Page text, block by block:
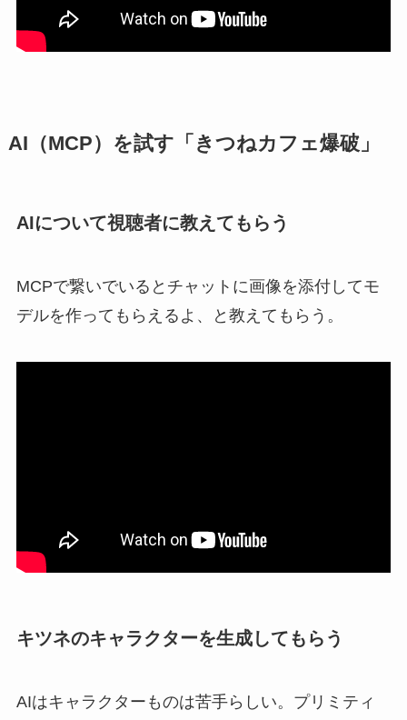
AI（MCP）を試す「きつねカフェ爆破」
AIについて視聴者に教えてもらう
MCPで繋いでいるとチャットに画像を添付してモ
デルを作ってもらえるよ、と教えてもらう。
キツネのキャラクターを生成してもらう
AIはキャラクターものは苦手らしい。プリミティ